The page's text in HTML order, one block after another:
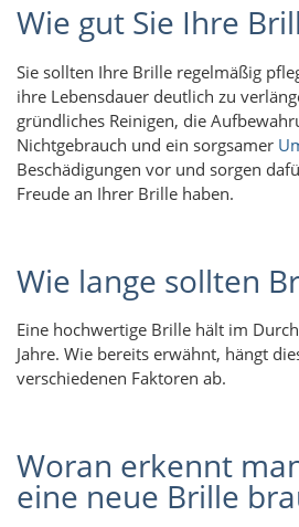
Wie gut Sie Ihre
Sie sollten Ihre Brille regelmäßig
ihre Lebensdauer deutlich zu
gründliches Reinigen, die
Nichtgebrauch und ein sorgsamer
Beschädigungen vor und sorgen
Freude an Ihrer Brille haben.
Wie lange sollten
Eine hochwertige Brille hält im
Jahre. Wie bereits erwähnt, hängt
verschiedenen Faktoren ab.
Woran erkennt
eine neue Brille